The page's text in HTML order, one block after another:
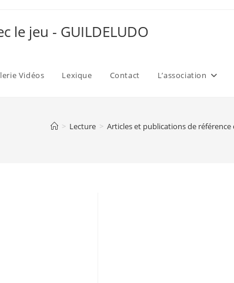
le jeu - GUILDELUDO
Vidéos Lexique Contact L’association
> Lecture > Articles et publications de